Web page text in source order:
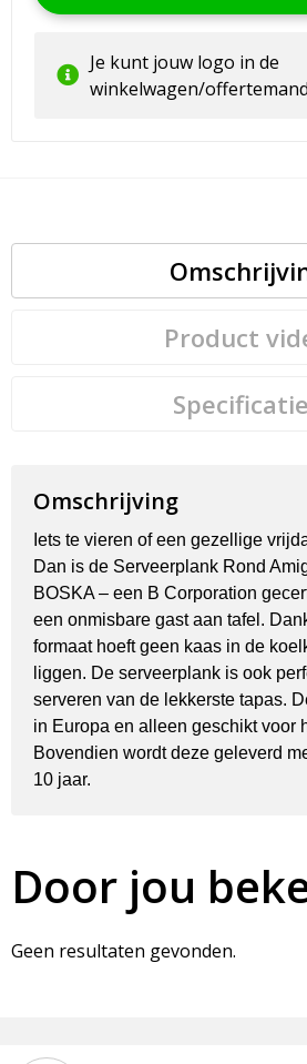
Je kunt jouw logo in de
winkelwagen/
Product
Omschrijving
Iets te vieren of een gezellige
Dan is de Serveerplank Rond
BOSKA – een B Corporation
een onmisbare gast aan tafel.
formaat hoeft geen kaas in de
liggen. De serveerplank is ook
serveren van de lekkerste tapas.
in Europa en alleen geschikt voor
Bovendien wordt deze geleverd
10 jaar.
Door jou
Geen resultaten gevonden.